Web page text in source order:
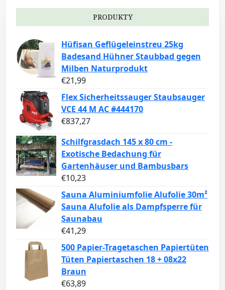
PRODUKTY
Hüfisan Geflügeleinstreu 25kg
Badesand Hühner Staubbad gegen
Milben Naturprodukt
€21,99
Flex Sicherheitssauger Staubsauger
VCE 44 M AC #444170
€837,27
Schilfgrasdach 145 x 80 cm -
Exotische Bedachung für
Gartenhäuser und Bambusbars
€10,23
Sauna Aluminiumfolie Alufolie 30m²
Sauna Alufolie als Dampfsperre für
Saunabau
€41,29
500 Papier-Tragetaschen Papiertüten
Tüten Papiertaschen 18 + 08x22
Braun
€63,89